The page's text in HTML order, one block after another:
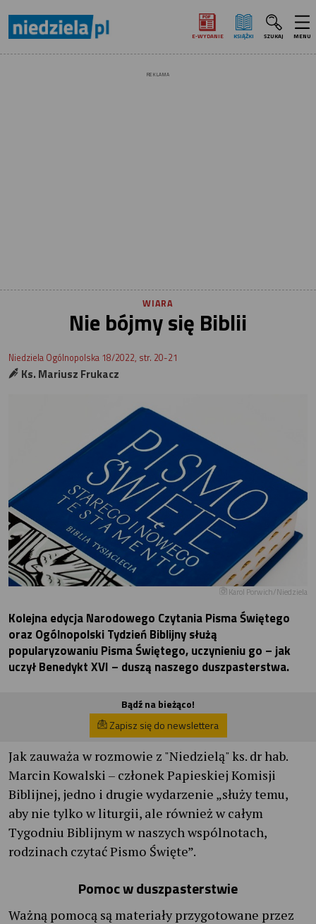
E‑WYDANIE KSIĄŻKI SZUKAJ MENU
REKLAMA
WIARA
Nie bójmy się Biblii
Niedziela Ogólnopolska 18/2022, str. 20-21
Ks. Mariusz Frukacz
Karol Porwich/Niedziela
Kolejna edycja Narodowego Czytania Pisma Świętego
oraz Ogólnopolski Tydzień Biblijny służą
popularyzowaniu Pisma Świętego, uczynieniu go – jak
uczył Benedykt XVI – duszą naszego duszpasterstwa.
Bądź na bieżąco!
Zapisz się do newslettera
Jak zauważa w rozmowie z "Niedzielą" ks. dr hab.
Marcin Kowalski – członek Papieskiej Komisji
Biblijnej, jedno i drugie wydarzenie „służy temu,
aby nie tylko w liturgii, ale również w całym
Tygodniu Biblijnym w naszych wspólnotach,
rodzinach czytać Pismo Święte”.
Pomoc w duszpasterstwie
Ważną pomocą są materiały przygotowane przez